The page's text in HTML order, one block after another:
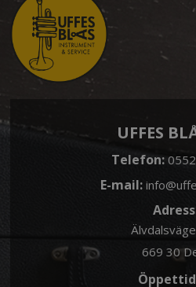
UFFES
Telefon:
E-mail:
669 30